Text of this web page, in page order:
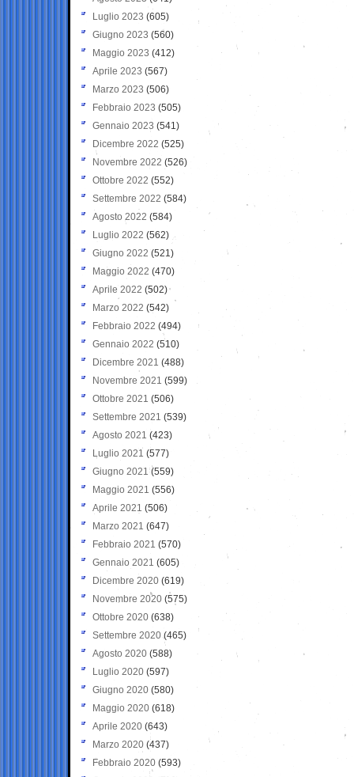
Luglio 2023 (605)
Giugno 2023 (560)
Maggio 2023 (412)
Aprile 2023 (567)
Marzo 2023 (506)
Febbraio 2023 (505)
Gennaio 2023 (541)
Dicembre 2022 (525)
Novembre 2022 (526)
Ottobre 2022 (552)
Settembre 2022 (584)
Agosto 2022 (584)
Luglio 2022 (562)
Giugno 2022 (521)
Maggio 2022 (470)
Aprile 2022 (502)
Marzo 2022 (542)
Febbraio 2022 (494)
Gennaio 2022 (510)
Dicembre 2021 (488)
Novembre 2021 (599)
Ottobre 2021 (506)
Settembre 2021 (539)
Agosto 2021 (423)
Luglio 2021 (577)
Giugno 2021(559)
Maggio 2021 (556)
Aprile 2021 (506)
Marzo 2021 (647)
Febbraio 2021 (570)
Gennaio 2021 (605)
Dicembre 2020 (619)
Novembre 2020 (575)
Ottobre 2020 (638)
Settembre 2020(465)
Agosto 2020 (588)
Luglio 2020 (597)
Giugno 2020 (580)
Maggio 2020 (618)
Aprile 2020 (643)
Marzo 2020 (437)
Febbraio 2020 (593)